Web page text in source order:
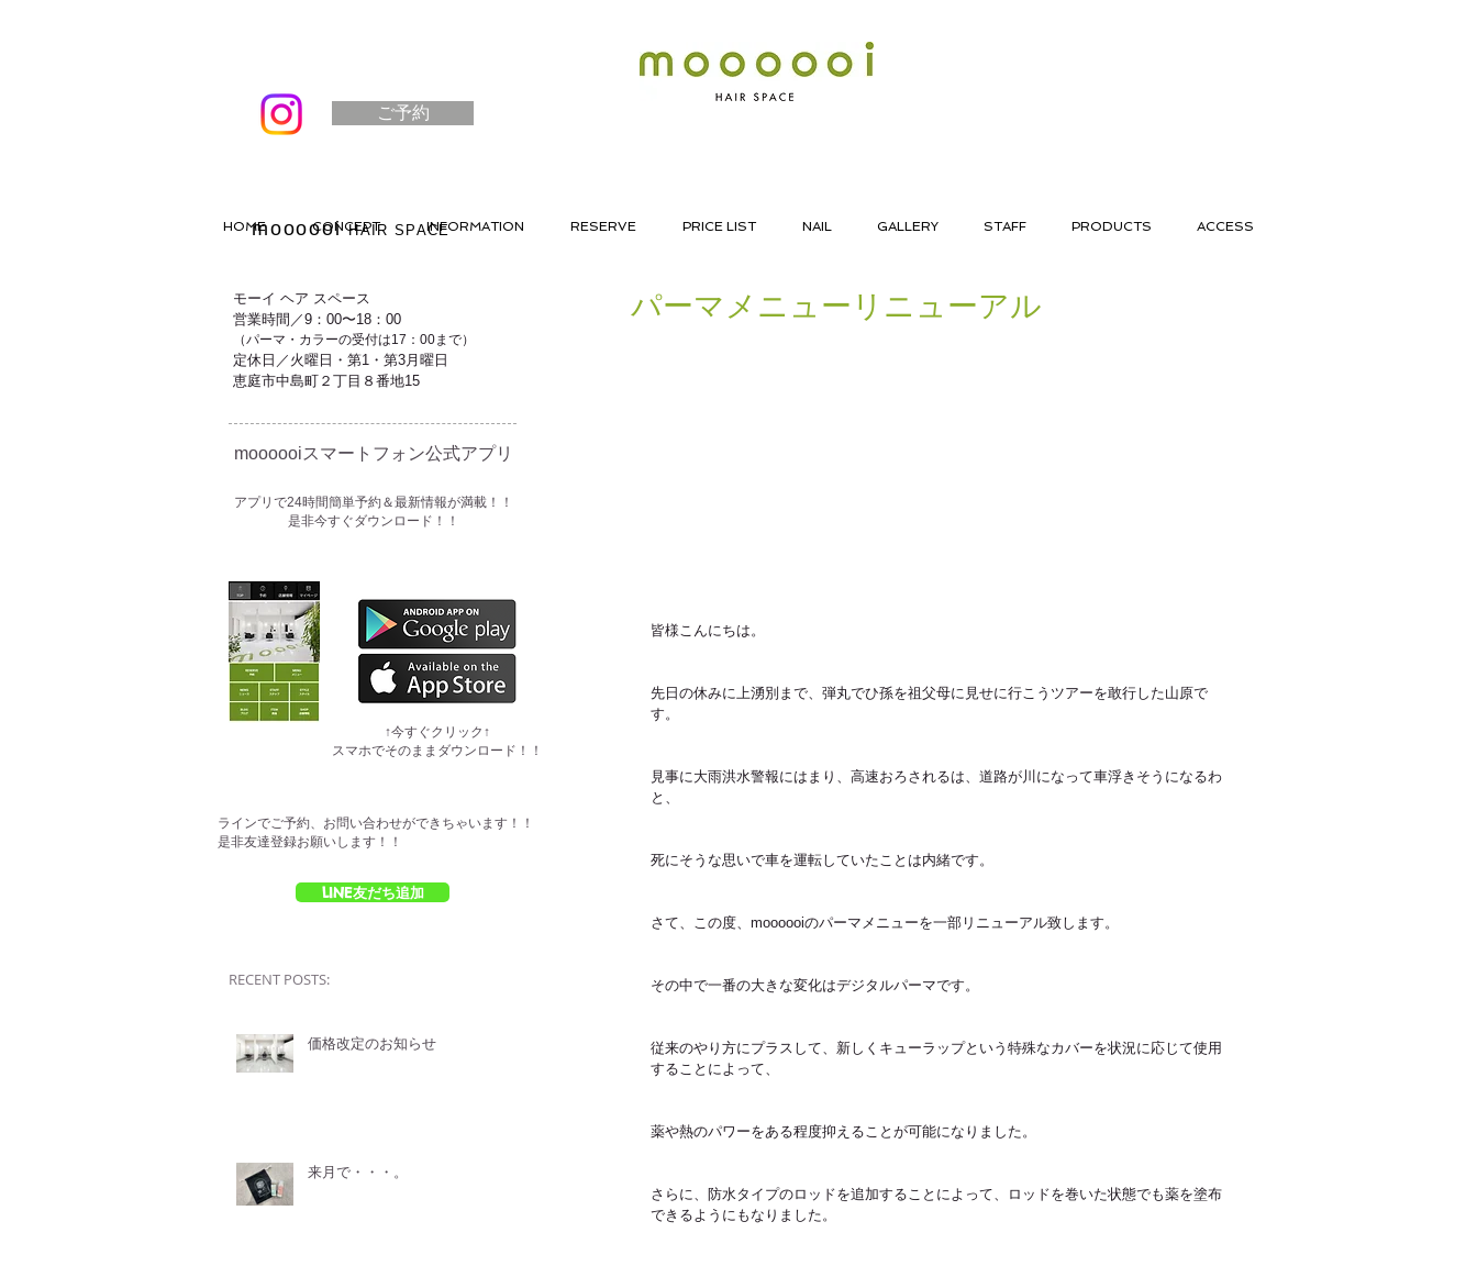
ご予約
HOME CONCEPT INFORMATION RESERVE PRICE LIST NAIL GALLERY STAFF PRODUCTS ACCESS
moooooiHAIR SPACE
モーイ ヘア スペース
営業時間／9：00〜18：00
（パーマ・カラーの受付は17：00まで）
定休日／火曜日・第1・第3月曜日
恵庭市中島町２丁目８番地15
moooooiスマートフォン公式アプリ​
​アプリで24時間簡単予約＆最新情報が満載！！
是非今すぐダウンロード！！
​↑今すぐクリック↑
スマホでそのままダウンロード！！
ラインでご予約、お問い合わせができちゃいます！！
是非友達登録お願いします！！
LINE友だち追加
RECENT POSTS:
価格改定のお知らせ
来月で・・・。
パーマメニューリニューアル
皆様こんにちは。
先日の休みに上湧別まで、弾丸でひ孫を祖父母に見せに行こうツアーを敢行した山原で
す。
見事に大雨洪水警報にはまり、高速おろされるは、道路が川になって車浮きそうになるわ
と、
死にそうな思いで車を運転していたことは内緒です。
さて、この度、moooooiのパーマメニューを一部リニューアル致します。
その中で一番の大きな変化はデジタルパーマです。
従来のやり方にプラスして、新しくキューラップという特殊なカバーを状況に応じて使用
することによって、
薬や熱のパワーをある程度抑えることが可能になりました。
さらに、防水タイプのロッドを追加することによって、ロッドを巻いた状態でも薬を塗布
できるようにもなりました。